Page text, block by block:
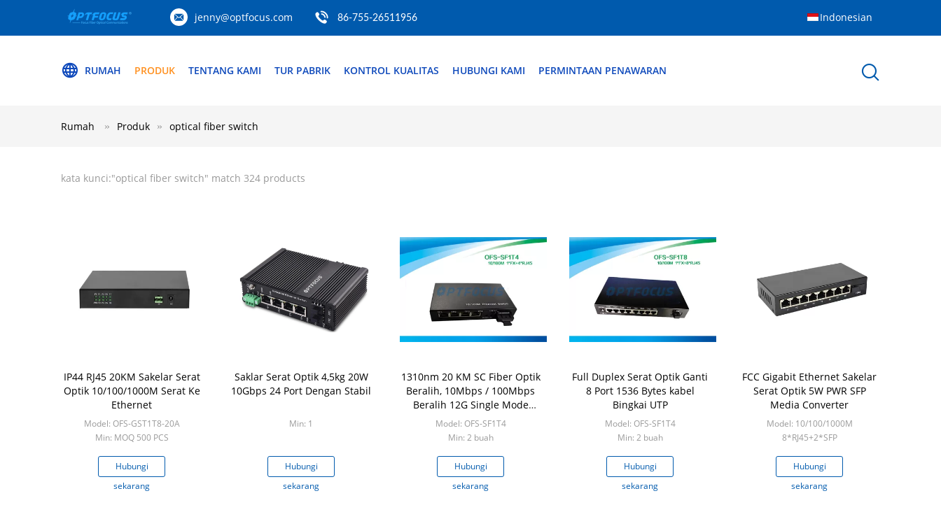
jenny@optfocus.com 86-755-26511956 Indonesian
RUMAH PRODUK TENTANG KAMI TUR PABRIK KONTROL KUALITAS HUBUNGI KAMI PERMINTAAN PENAWARAN
Rumah Produk optical fiber switch
kata kunci:"optical fiber switch" match 324 products
IP44 RJ45 20KM Sakelar Serat
Optik 10/100/1000M Serat Ke
Ethernet
Model: OFS-GST1T8-20A
Min: MOQ 500 PCS
Hubungi
sekarang
Saklar Serat Optik 4,5kg 20W
10Gbps 24 Port Dengan Stabil
Min: 1
Hubungi
sekarang
1310nm 20 KM SC Fiber Optik
Beralih, 10Mbps / 100Mbps
Beralih 12G Single Mode
Fiber
Model: OFS-SF1T4
Min: 2 buah
Hubungi
sekarang
Full Duplex Serat Optik Ganti
8 Port 1536 Bytes kabel
Bingkai UTP
Model: OFS-SF1T4
Min: 2 buah
Hubungi
sekarang
FCC Gigabit Ethernet Sakelar
Serat Optik 5W PWR SFP
Media Converter
Model: 10/100/1000M
8*RJ45+2*SFP
Hubungi
sekarang